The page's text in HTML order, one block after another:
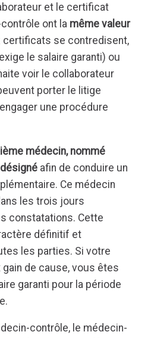
et le certificat
ont la même valeur
certificats se contredisent,
le salaire garanti) ou
voir le collaborateur
porter le litige
une procédure
médecin, nommé
afin de conduire un
Ce médecin
les trois jours
constatations. Cette
définitif et
les parties. Si votre
de cause, vous êtes
garanti pour la période
contrôle, le médecin-